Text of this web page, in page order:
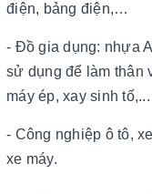
điện, bảng điện,…
- Đồ gia dụng: nhựa
sử dụng để làm thân
máy ép, xay sinh tố,...
- Công nghiệp ô tô,
xe máy.